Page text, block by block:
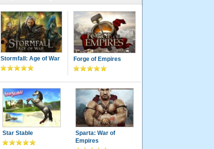
Stormfall: Age of War Forge of Empires
Star Stable
Sparta: War of
Empires